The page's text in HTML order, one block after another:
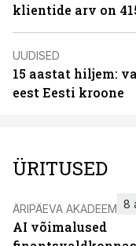
klientide arv on
UUDISED
15 aastat hiljem:
eest Eesti kroone
ÜRITUSED
ÄRIPÄEVA AKADEEMIA
AI võimalused
8